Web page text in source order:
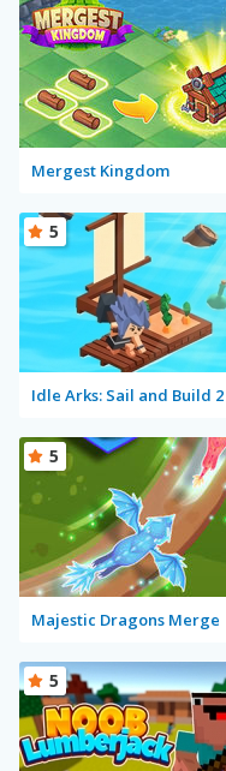
Mergest Kingdom
Idle Arks: Sail and Build 2
5
Majestic Dragons Merge
5
5